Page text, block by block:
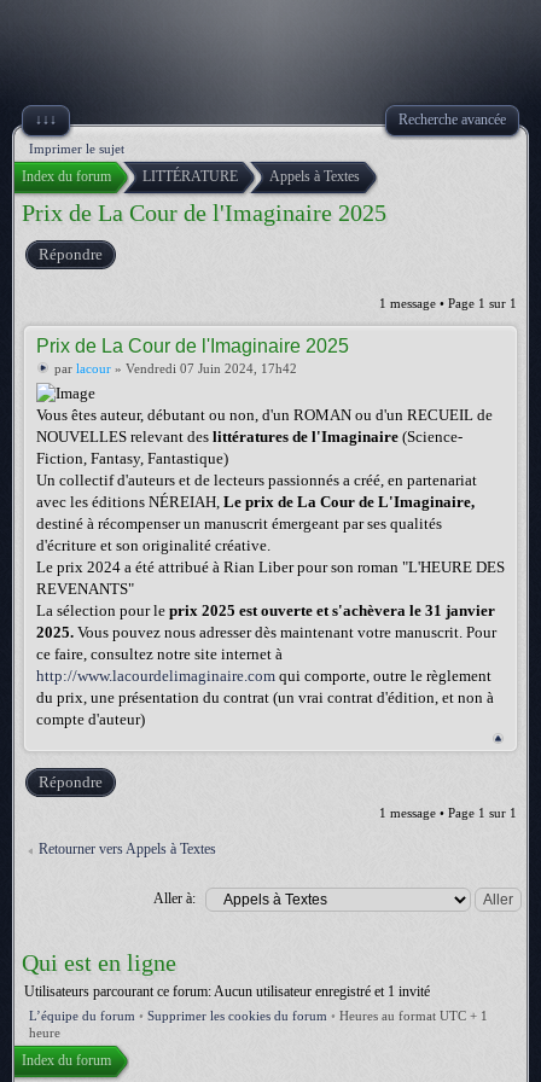
↓↓↓ Recherche avancée
Imprimer le sujet
Index du forum LITTÉRATURE Appels à Textes
Prix de La Cour de l'Imaginaire 2025
Répondre
1 message • Page 1 sur 1
Prix de La Cour de l'Imaginaire 2025
par lacour » Vendredi 07 Juin 2024, 17h42
Vous êtes auteur, débutant ou non, d'un ROMAN ou d'un RECUEIL de
NOUVELLES relevant des littératures de l'Imaginaire (Science-
Fiction, Fantasy, Fantastique)
Un collectif d'auteurs et de lecteurs passionnés a créé, en partenariat
avec les éditions NÉREIAH, Le prix de La Cour de L'Imaginaire,
destiné à récompenser un manuscrit émergeant par ses qualités
d'écriture et son originalité créative.
Le prix 2024 a été attribué à Rian Liber pour son roman "L'HEURE DES
REVENANTS"
La sélection pour le prix 2025 est ouverte et s'achèvera le 31 janvier
2025. Vous pouvez nous adresser dès maintenant votre manuscrit. Pour
ce faire, consultez notre site internet à
http://www.lacourdelimaginaire.com qui comporte, outre le règlement
du prix, une présentation du contrat (un vrai contrat d'édition, et non à
compte d'auteur)
Répondre
1 message • Page 1 sur 1
Retourner vers Appels à Textes
Aller à:
Qui est en ligne
Utilisateurs parcourant ce forum: Aucun utilisateur enregistré et 1 invité
L’équipe du forum • Supprimer les cookies du forum • Heures au format UTC + 1
heure
Index du forum